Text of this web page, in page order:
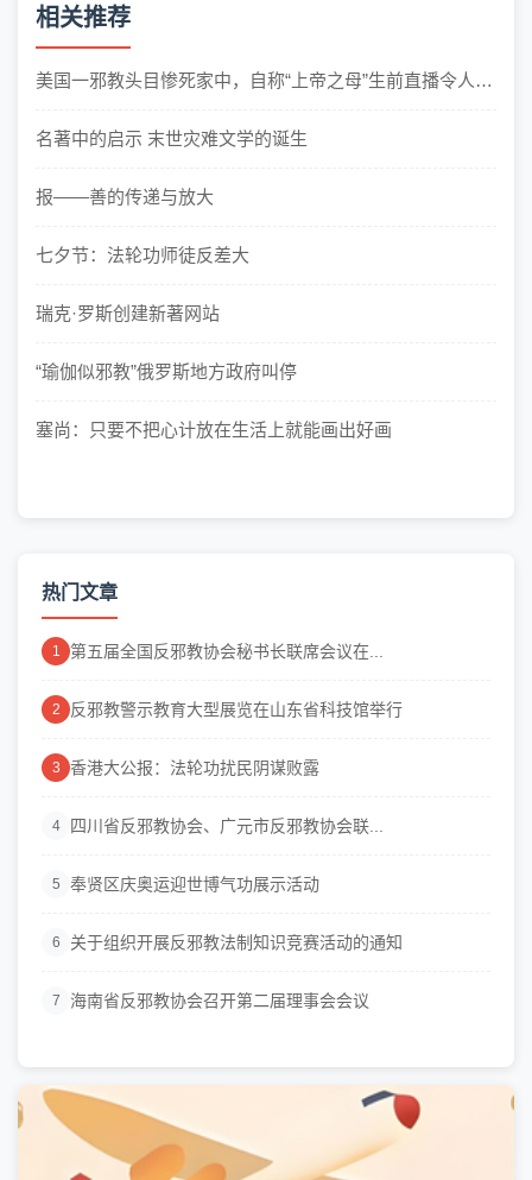
相关推荐
美国一邪教头目惨死家中，自称“上帝之母”生前直播令人毛
名著中的启示 末世灾难文学的诞生
报——善的传递与放大
七夕节：法轮功师徒反差大
瑞克·罗斯创建新著网站
“瑜伽似邪教”俄罗斯地方政府叫停
塞尚：只要不把心计放在生活上就能画出好画
热门文章
1 第五届全国反邪教协会秘书长联席会议在...
2 反邪教警示教育大型展览在山东省科技馆举行
3 香港大公报：法轮功扰民阴谋败露
4 四川省反邪教协会、广元市反邪教协会联...
5 奉贤区庆奥运迎世博气功展示活动
6 关于组织开展反邪教法制知识竞赛活动的通知
7 海南省反邪教协会召开第二届理事会会议